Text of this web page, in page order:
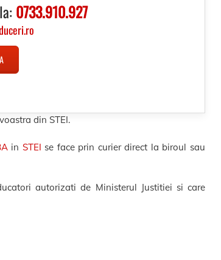
0733.910.927
din STEI.
in STEI se face prin curier direct la biroul sau
autorizati de Ministerul Justitiei si care